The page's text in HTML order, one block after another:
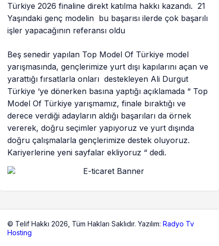
Türkiye 2026 finaline direkt katılma hakkı kazandı. 21
Yaşındaki genç modelin bu başarısı ilerde çok başarılı
işler yapacağının referansı oldu
Beş senedir yapılan Top Model Of Türkiye model
yarışmasında, gençlerimize yurt dışı kapılarını açan ve
yarattığı fırsatlarla onları destekleyen Ali Durgut
Türkiye ‘ye dönerken basına yaptığı açıklamada “ Top
Model Of Türkiye yarışmamız, finale bıraktığı ve
derece verdiği adayların aldığı başarıları da örnek
vererek, doğru seçimler yapıyoruz ve yurt dışında
doğru çalışmalarla gençlerimize destek oluyoruz.
Kariyerlerine yeni sayfalar ekliyoruz “ dedi.
© Telif Hakkı 2026, Tüm Hakları Saklıdır. Yazılım: Radyo Tv
Hosting